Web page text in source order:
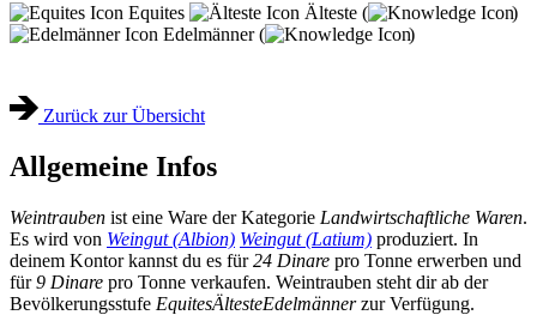
Equites
Älteste (
)
Edelmänner (
)
Zurück zur Übersicht
Allgemeine Infos
Weintrauben ist eine Ware der Kategorie Landwirtschaftliche Waren.
Es wird von Weingut (Albion) Weingut (Latium) produziert. In
deinem Kontor kannst du es für24 Dinare pro Tonne erwerben und
für9 Dinare pro Tonne verkaufen. Weintrauben steht dir ab der
Bevölkerungsstufe EquitesÄltesteEdelmännerzur Verfügung.